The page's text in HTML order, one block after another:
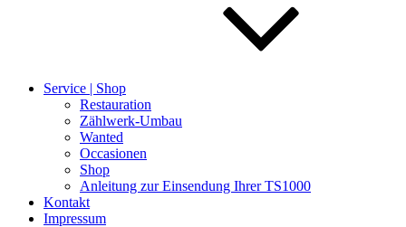
Service | Shop
Restauration
Zählwerk-Umbau
Wanted
Occasionen
Shop
Anleitung zur Einsendung Ihrer TS1000
Kontakt
Impressum